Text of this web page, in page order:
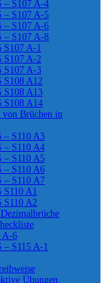
– S107 A-4
– S107 A-5
– S107 A-6
– S107 A-8
S107 A-1
S107 A-2
S107 A-3
S108 A12
S108 A13
S108 A14
Brüchen in
– S110 A3
– S110 A4
– S110 A5
– S110 A6
– S110 A7
A1
S110 A2
A-6
S115 A-1
Übungen